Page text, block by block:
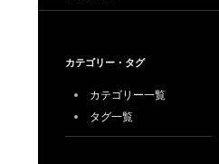
カテゴリー・タグ
カテゴリー一覧
タグ一覧